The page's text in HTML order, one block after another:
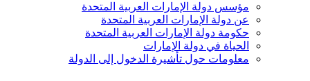
مؤسس دولة الإمارات العربية المتحدة
عن دولة الإمارات العربية المتحدة
حكومة دولة الإمارات العربية المتحدة
الحياة في دولة الإمارات
معلومات حول تأشيرة الدخول إلى الدولة